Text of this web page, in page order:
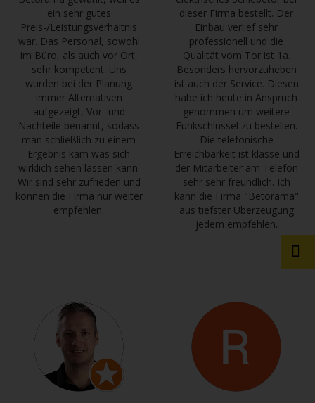
ein sehr gutes
Preis-/Leistungsverhältnis
war. Das Personal, sowohl
im Büro, als auch vor Ort,
sehr kompetent. Uns
wurden bei der Planung
immer Alternativen
aufgezeigt, Vor- und
Nachteile benannt, sodass
man schließlich zu einem
Ergebnis kam was sich
wirklich sehen lassen kann.
Wir sind sehr zufrieden und
können die Firma nur weiter
empfehlen.
dieser Firma bestellt. Der
Einbau verlief sehr
professionell und die
Qualität vom Tor ist 1a.
Besonders hervorzuheben
ist auch der Service. Diesen
habe ich heute in Anspruch
genommen um weitere
Funkschlüssel zu bestellen.
Die telefonische
Erreichbarkeit ist klasse und
der Mitarbeiter am Telefon
sehr sehr freundlich. Ich
kann die Firma "Betorama"
aus tiefster Überzeugung
jedem empfehlen.